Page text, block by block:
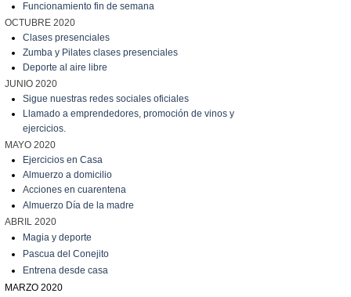
Funcionamiento fin de semana
OCTUBRE 2020
Clases presenciales
Zumba y Pilates clases presenciales
Deporte al aire libre
JUNIO 2020
Sigue nuestras redes sociales oficiales
Llamado a emprendedores, promoción de vinos y
ejercicios.
MAYO 2020
Ejercicios en Casa
Almuerzo a domicilio
Acciones en cuarentena
Almuerzo Día de la madre
ABRIL 2020
Magia y deporte
Pascua del Conejito
Entrena desde casa
MARZO 2020